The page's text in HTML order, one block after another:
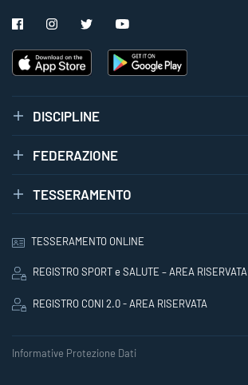
DISCIPLINE
FEDERAZIONE
TESSERAMENTO
TESSERAMENTO ONLINE
REGISTRO SPORT e SALUTE – AREA RISERVATA
REGISTRO CONI 2.0 - AREA RISERVATA
Informative Protezione Dati